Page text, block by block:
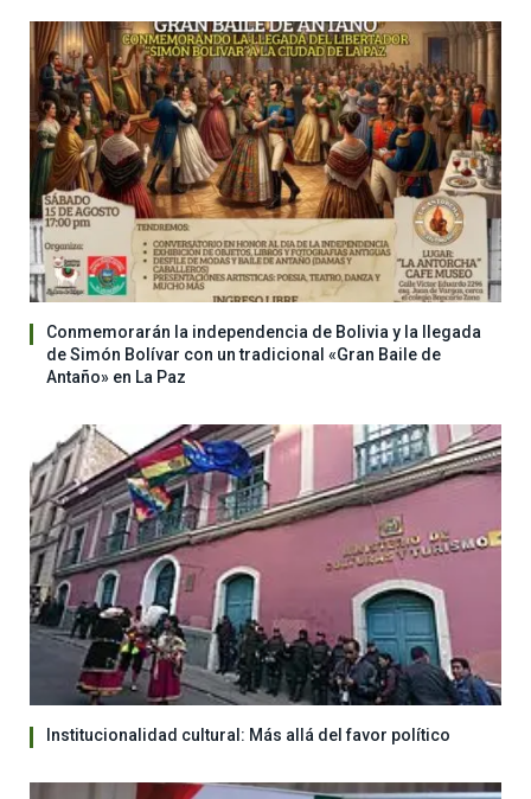
Conmemorarán la independencia de Bolivia y la llegada
de Simón Bolívar con un tradicional «Gran Baile de
Antaño» en La Paz
Institucionalidad cultural: Más allá del favor político